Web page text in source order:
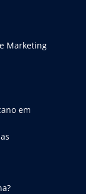
Marketing
em